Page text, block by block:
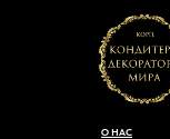
О НАС